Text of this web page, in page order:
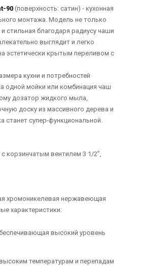
90 (поверхность: сатин) - кухонная
монтажа. Модель не только
стильная благодаря радиусу чаши
выглядит и легко
эстетически крытым переливом с
кухни и потребностей
одной мойки или комбинация чаш
дозатор жидкого мыла,
доску из массивного дерева и
станет супер-функциональной.
корзинчатым вентилем 3 1/2”,
хромоникелевая нержавеющая
характеристики:
высокий уровень
температурам и перепадам